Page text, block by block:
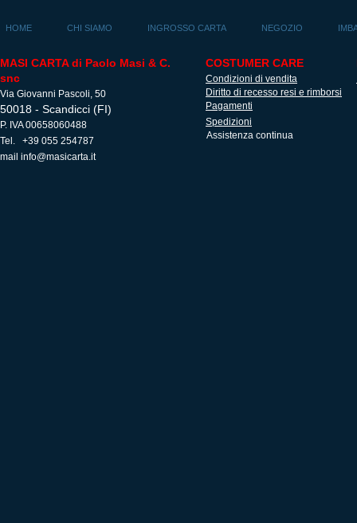
HOME CHI SIAMO INGROSSO CARTA NEGOZIO
MASI CARTA di Paolo Masi & C.
snc
Via Giovanni Pascoli, 50
50018 - Scandicci (FI)
P. IVA 00658060488
Tel. +39 055 254787
mail info@masicarta.it
COSTUMER CARE
Condizioni di vendita
Diritto di recesso resi e rimborsi
Pagamenti
Spedizioni
Assistenza continua